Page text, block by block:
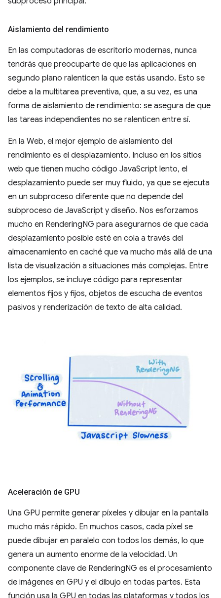
Aislamiento del rendimiento
En las computadoras de escritorio modernas, nunca
tendrás que preocuparte de que las aplicaciones en
segundo plano ralenticen la que estás usando. Esto se
debe a la multitarea preventiva, que, a su vez, es una
forma de aislamiento de rendimiento: se asegura de que
las tareas independientes no se ralenticen entre sí.
En la Web, el mejor ejemplo de aislamiento del
rendimiento es el desplazamiento. Incluso en los sitios
web que tienen mucho código JavaScript lento, el
desplazamiento puede ser muy fluido, ya que se ejecuta
en un subproceso diferente que no depende del
subproceso de JavaScript y diseño. Nos esforzamos
mucho en RenderingNG para asegurarnos de que cada
desplazamiento posible esté en cola a través del
almacenamiento en caché que va mucho más allá de una
lista de visualización a situaciones más complejas. Entre
los ejemplos, se incluye código para representar
elementos fijos y fijos, objetos de escucha de eventos
pasivos y renderización de texto de alta calidad.
Aceleración de GPU
Una GPU permite generar píxeles y dibujar en la pantalla
mucho más rápido. En muchos casos, cada píxel se
puede dibujar en paralelo con todos los demás, lo que
genera un aumento enorme de la velocidad. Un
componente clave de RenderingNG es el procesamiento
de imágenes en GPU y el dibujo en todas partes. Esta